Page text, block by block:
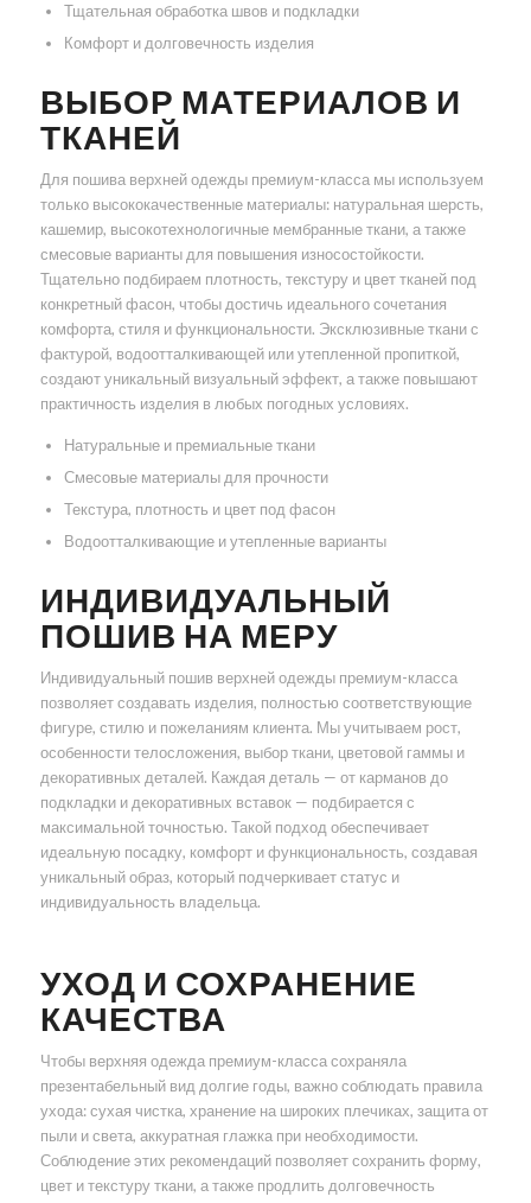
Тщательная обработка швов и подкладки
Комфорт и долговечность изделия
ВЫБОР МАТЕРИАЛОВ И
ТКАНЕЙ
Для пошива верхней одежды премиум-класса мы используем
только высококачественные материалы: натуральная шерсть,
кашемир, высокотехнологичные мембранные ткани, а также
смесовые варианты для повышения износостойкости.
Тщательно подбираем плотность, текстуру и цвет тканей под
конкретный фасон, чтобы достичь идеального сочетания
комфорта, стиля и функциональности. Эксклюзивные ткани с
фактурой, водоотталкивающей или утепленной пропиткой,
создают уникальный визуальный эффект, а также повышают
практичность изделия в любых погодных условиях.
Натуральные и премиальные ткани
Смесовые материалы для прочности
Текстура, плотность и цвет под фасон
Водоотталкивающие и утепленные варианты
ИНДИВИДУАЛЬНЫЙ
ПОШИВ НА МЕРУ
Индивидуальный пошив верхней одежды премиум-класса
позволяет создавать изделия, полностью соответствующие
фигуре, стилю и пожеланиям клиента. Мы учитываем рост,
особенности телосложения, выбор ткани, цветовой гаммы и
декоративных деталей. Каждая деталь — от карманов до
подкладки и декоративных вставок — подбирается с
максимальной точностью. Такой подход обеспечивает
идеальную посадку, комфорт и функциональность, создавая
уникальный образ, который подчеркивает статус и
индивидуальность владельца.
УХОД И СОХРАНЕНИЕ
КАЧЕСТВА
Чтобы верхняя одежда премиум-класса сохраняла
презентабельный вид долгие годы, важно соблюдать правила
ухода: сухая чистка, хранение на широких плечиках, защита от
пыли и света, аккуратная глажка при необходимости.
Соблюдение этих рекомендаций позволяет сохранить форму,
цвет и текстуру ткани, а также продлить долговечность